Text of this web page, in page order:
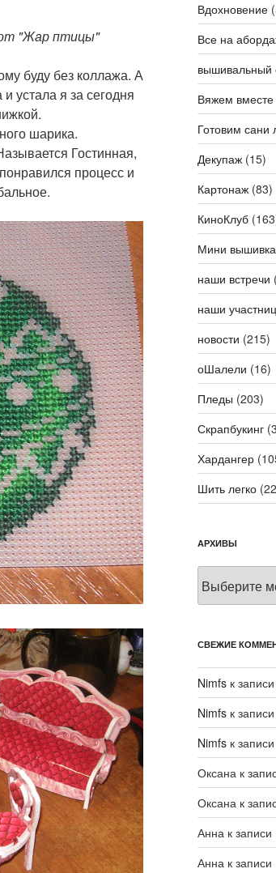
"Жар птицы"
буду без коллажа. А
устала я за сегодня
шарика.
Гостинная,
процесс и
Вдохновение
Все на
вышивальный
Вяжем вместе
Готовим сани
Декупаж(15)
Картонаж(83)
КиноКлуб
Мини вышивка
наши встречи
наши
новости (215)
оШалели (16)
Пледы (203)
Скрапбукинг
Хардангер
Шить легко
АРХИВЫ
СВЕЖИЕ
Nimfsк
Nimfsк
Nimfsк
Оксанак
Оксанак
Аннак записи
Аннак записи